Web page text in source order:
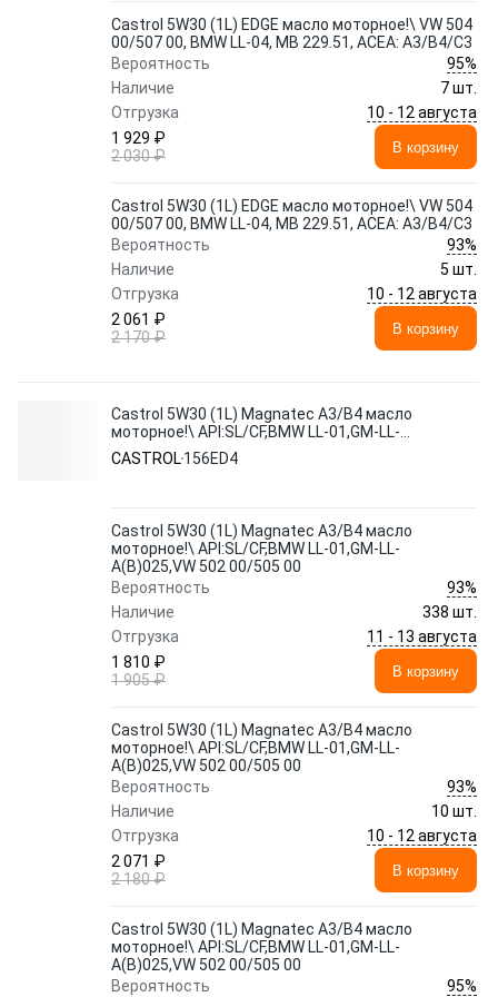
Castrol 5W30 (1L) EDGE масло моторное!\ VW 504
00/507 00, BMW LL-04, MB 229.51, ACEA: A3/B4/C3
Вероятность
95%
Наличие
7 шт.
Отгрузка
10 - 12 августа
1 929 ₽
2 030 ₽
В корзину
Castrol 5W30 (1L) EDGE масло моторное!\ VW 504
00/507 00, BMW LL-04, MB 229.51, ACEA: A3/B4/C3
Вероятность
93%
Наличие
5 шт.
Отгрузка
10 - 12 августа
2 061 ₽
2 170 ₽
В корзину
Castrol 5W30 (1L) Magnatec A3/B4 масло
моторное!\ API:SL/CF,BMW LL-01,GM-LL-
A(B)025,VW 502 00/505 00
CASTROL156ED4
Castrol 5W30 (1L) Magnatec A3/B4 масло
моторное!\ API:SL/CF,BMW LL-01,GM-LL-
A(B)025,VW 502 00/505 00
Вероятность
93%
Наличие
338 шт.
Отгрузка
11 - 13 августа
1 810 ₽
1 905 ₽
В корзину
Castrol 5W30 (1L) Magnatec A3/B4 масло
моторное!\ API:SL/CF,BMW LL-01,GM-LL-
A(B)025,VW 502 00/505 00
Вероятность
93%
Наличие
10 шт.
Отгрузка
10 - 12 августа
2 071 ₽
2 180 ₽
В корзину
Castrol 5W30 (1L) Magnatec A3/B4 масло
моторное!\ API:SL/CF,BMW LL-01,GM-LL-
A(B)025,VW 502 00/505 00
Вероятность
95%